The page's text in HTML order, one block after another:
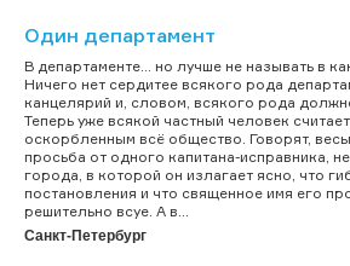
Один департамент
В департаменте… но лучше не называть в
Ничего нет сердитее всякого рода
канцелярий и, словом, всякого рода
Теперь уже всякой частный человек
оскорбленным всё общество. Говорят,
просьба от одного капитана-исправника,
города, в которой он излагает ясно, что
постановления и что священное имя его
решительно всуе. А в...
Санкт-Петербург